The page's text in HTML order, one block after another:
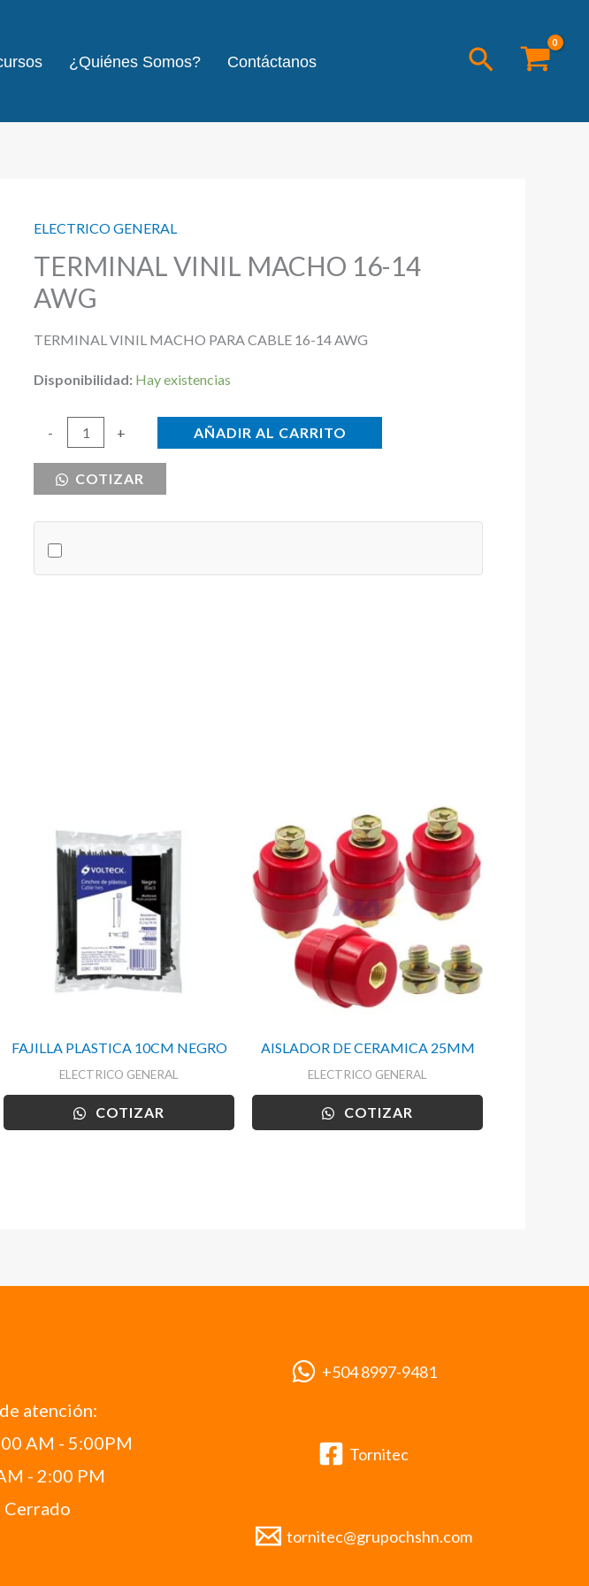
¿Quiénes Somos? Contáctanos Buscar
ELECTRICO GENERAL
TERMINAL VINIL MACHO 16-14
AWG
TERMINAL VINIL MACHO PARA CABLE 16-14 AWG
Disponibilidad: Hay existencias
-
TERMINAL
MACHO
AWG
+ AÑADIR AL CARRITO
COTIZAR
FAJILLA PLASTICA 10CM NEGRO
ELECTRICO GENERAL
COTIZAR
AISLADOR DE CERAMICA 25MM
ELECTRICO GENERAL
COTIZAR
atención:
AM - 5:00PM
- 2:00 PM
Cerrado
+504 8997-9481
Tornitec
tornitec@grupochshn.com